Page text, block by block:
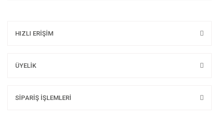
HIZLI ERİŞİM
ÜYELİK
SİPARİŞ İŞLEMLERİ